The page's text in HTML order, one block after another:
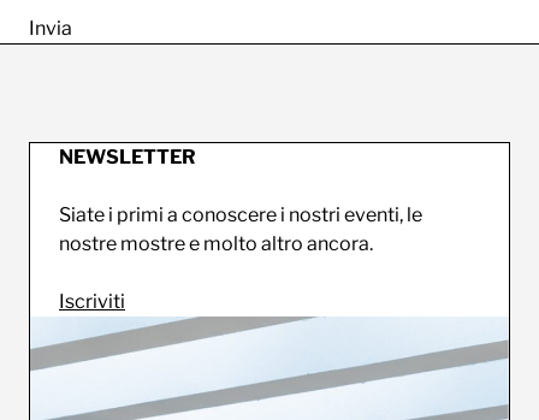
NEWSLETTER
Siate i primi a conoscere i nostri eventi, le
nostre mostre e molto altro ancora.
Iscriviti